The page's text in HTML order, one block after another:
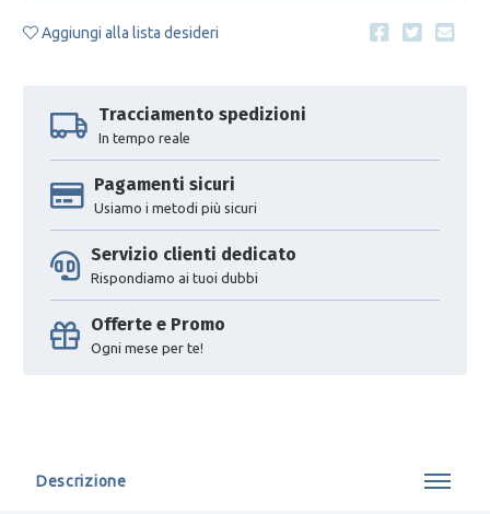
Aggiungi alla lista desideri
Tracciamento spedizioni
In tempo reale
Pagamenti sicuri
Usiamo i metodi più sicuri
Servizio clienti dedicato
Rispondiamo ai tuoi dubbi
Offerte e Promo
Ogni mese per te!
Descrizione